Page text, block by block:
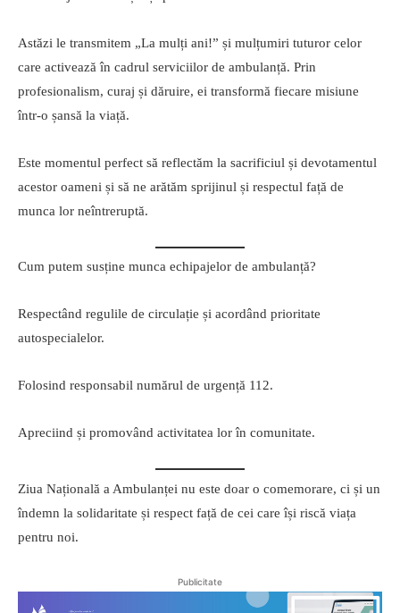
Astăzi le transmitem „La mulți ani!” și mulțumiri tuturor celor
care activează în cadrul serviciilor de ambulanță. Prin
profesionalism, curaj și dăruire, ei transformă fiecare misiune
într-o șansă la viață.
Este momentul perfect să reflectăm la sacrificiul și devotamentul
acestor oameni și să ne arătăm sprijinul și respectul față de
munca lor neîntreruptă.
Cum putem susține munca echipajelor de ambulanță?
Respectând regulile de circulație și acordând prioritate
autospecialelor.
Folosind responsabil numărul de urgență 112.
Apreciind și promovând activitatea lor în comunitate.
Ziua Națională a Ambulanței nu este doar o comemorare, ci și un
îndemn la solidaritate și respect față de cei care își riscă viața
pentru noi.
Publicitate